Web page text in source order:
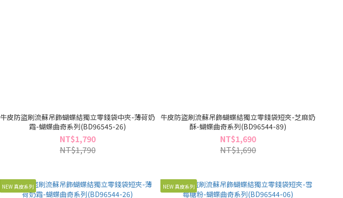
牛皮防盜刷流蘇吊飾蝴蝶結獨立零錢袋中夾-薄荷奶
霜-蝴蝶曲奇系列(BD96545-26)
NT$1,790
NT$1,790
牛皮防盜刷流蘇吊飾蝴蝶結獨立零錢袋短夾-芝麻奶
酥-蝴蝶曲奇系列(BD96544-89)
NT$1,690
NT$1,690
NEW 真皮系列 NEW 真皮系列